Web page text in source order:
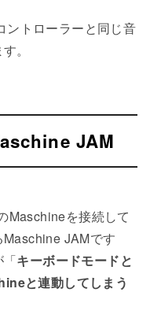
ントローラーと同じ音
。
JAM
Maschineを接続して
JAMです
キーボードモードと
と連動してしまう